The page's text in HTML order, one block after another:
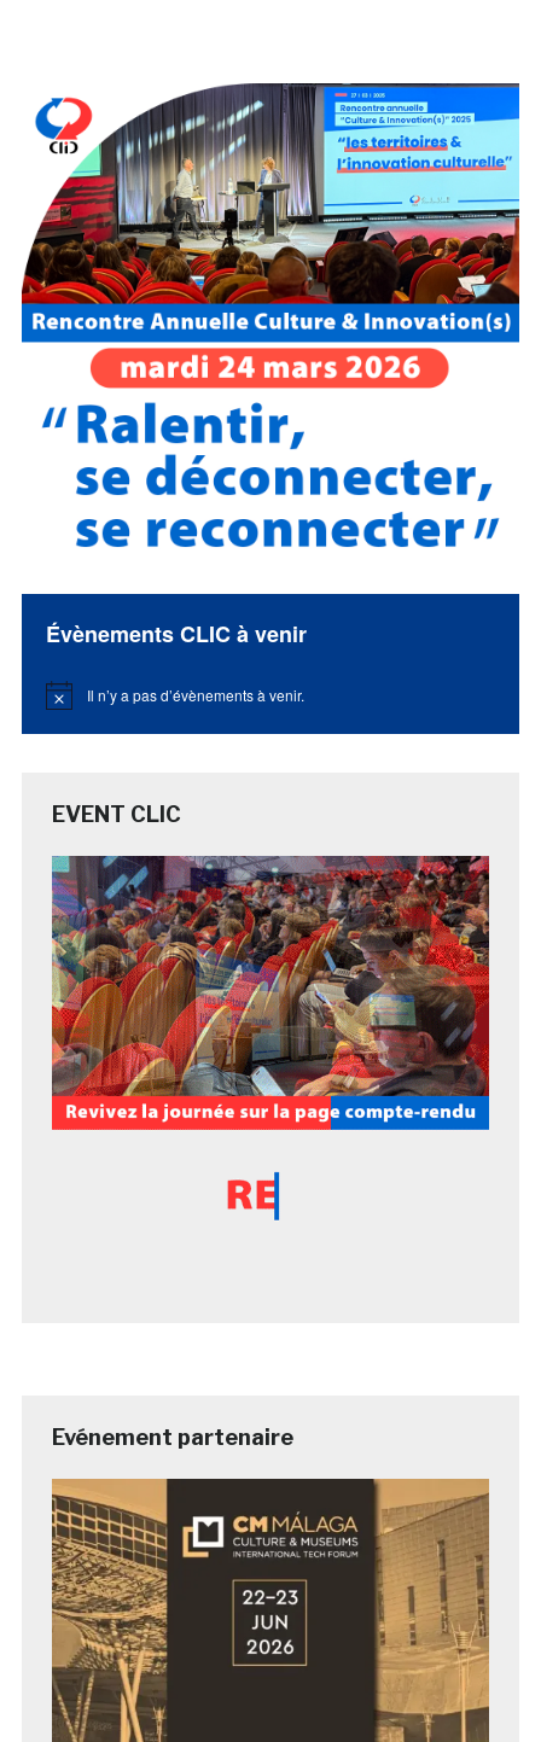
Évènements CLIC à venir
Notice Il n’y a pas d’évènements à venir.
EVENT CLIC
Evénement partenaire